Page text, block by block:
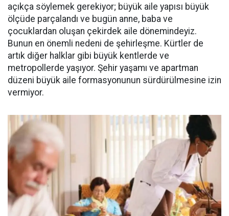
açıkça söylemek gerekiyor; büyük aile yapısı büyük
ölçüde parçalandı ve bugün anne, baba ve
çocuklardan oluşan çekirdek aile dönemindeyiz.
Bunun en önemli nedeni de şehirleşme. Kürtler de
artık diğer halklar gibi büyük kentlerde ve
metropollerde yaşıyor. Şehir yaşamı ve apartman
düzeni büyük aile formasyonunun sürdürülmesine izin
vermiyor.